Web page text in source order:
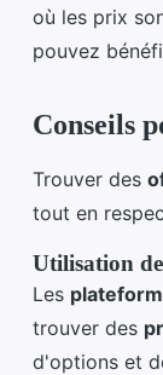
où les prix
pouvez
Conseils
Trouver des
tout en
Utilisation
Les
trouver des
d'options et